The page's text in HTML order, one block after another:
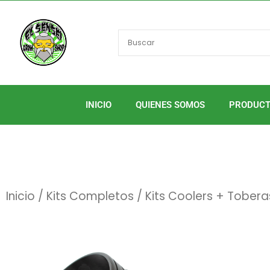
contenido
INICIO QUIENES SOMOS
Inicio / Kits Completos / Kits Coolers +